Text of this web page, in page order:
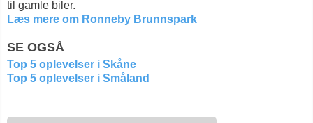
til gamle biler.
Læs mere om Ronneby Brunnspark
SE OGSÅ
Top 5 oplevelser i Skåne
Top 5 oplevelser i Småland